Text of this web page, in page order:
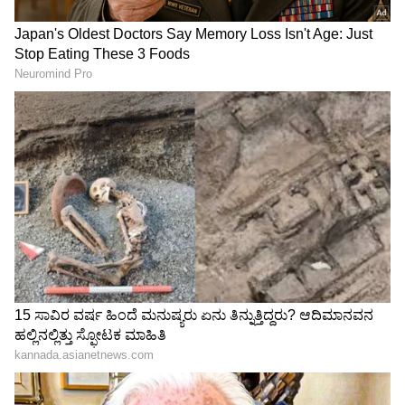
ಪರಿಪೂರ್ಣತೆ ಕಂಡರೆ ಕೃಷಿಯನ್ನೂ ಒಳ್ಳೆಯ
ಉದ್ದಿಮೆಯನ್ನಾಗಿಸಿಕೊಳ್ಳಬಹುದು ಎಂದು ಕೃಷಿ ಸಚಿವ
ಎನ್.ಚಲುವರಾಯಸ್ವಾಮಿ ಹೇಳಿದರು. ತಾಲೂಕಿನ
ಬೆಳ್ಳೂರಿನಲ್ಲಿ ಕರ್ನಾಟಕ ಯುವ ರೈತ ಸೇನೆ ಮತ್ತು ಪ್ರಜಾ
ಟ್ರಸ್ಟ್‌ನ ಸಹಭಾಗಿತ್ವದಲ್ಲಿ ಸೋಮವಾರ ಆಯೋಜಿಸಿದ್ದ
ರಾಷ್ಟ್ರೀಯ ರೈತ ದಿನಾಚರಣೆ, ಕೃಷಿ ಮೇಳ ಮತ್ತು ಯುವ ರೈತ
ರತ್ನ ಪ್ರಶಸ್ತಿ ಪ್ರದಾನ ಸಮಾರಂಭ ಉದ್ಘಾಟಿಸಿ
ಮಾತನಾಡಿದರು.
LATEST VIDEOS
"ರಾಜಕೀಯ ಬೇಡ, ಸಿನಿಮಾನೇ ಪ್ರಾಣ":
ಕನಕೋತ್ಸವದಲ್ಲಿ ರಿಷಬ್ ಶೆಟ್ಟಿ | Rishab
Shetty speech | Suvarna News
ಶೇ.50 ರಿಂದ ಶೇ.18 ಕ್ಕೆ TAX ಇಳಿಕೆ: ಮೋದಿ-
ಟ್ರಂಪ್ ಐತಿಹಾಸಿಕ ಒಪ್ಪಂದ | India US
Trade Deal | Party Rounds